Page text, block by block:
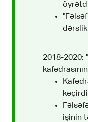
dərslik
2018-2020:
işinin